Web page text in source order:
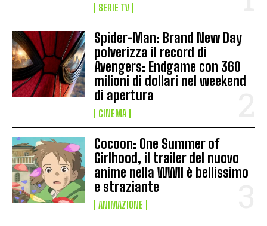
SERIE TV
Spider-Man: Brand New Day
polverizza il record di
Avengers: Endgame con 360
milioni di dollari nel weekend
di apertura
CINEMA
Cocoon: One Summer of
Girlhood, il trailer del nuovo
anime nella WWII è bellissimo
e straziante
ANIMAZIONE